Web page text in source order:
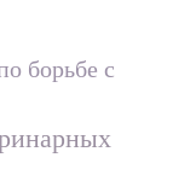
борьбе с